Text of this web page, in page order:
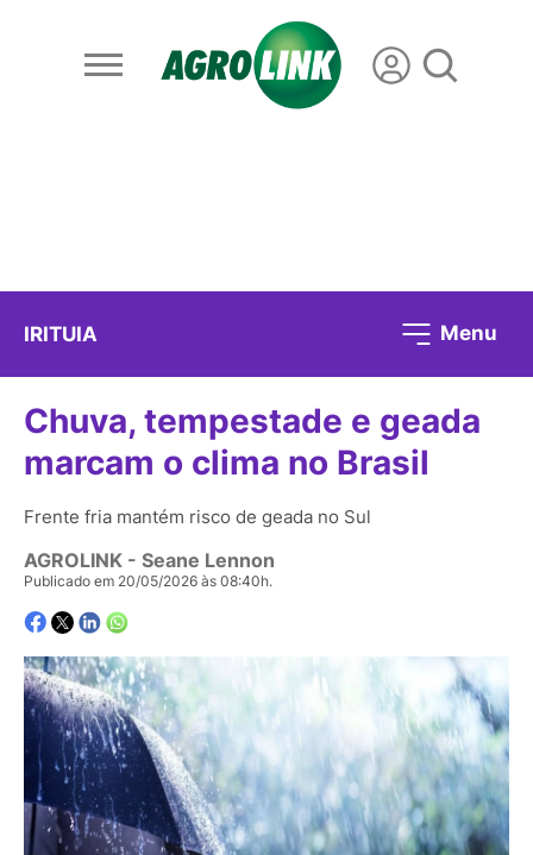
IRITUIA Menu
Chuva, tempestade e geada
marcam o clima no Brasil
Frente fria mantém risco de geada no Sul
AGROLINK - Seane Lennon
Publicado em 20/05/2026 às 08:40h.